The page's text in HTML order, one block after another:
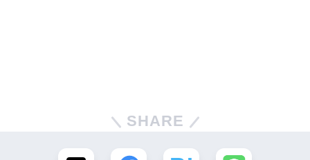
SHARE